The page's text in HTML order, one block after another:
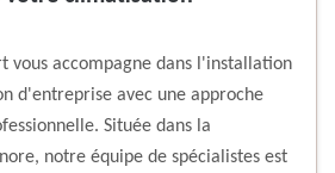
vous accompagne dans l'installation
d'entreprise avec une approche
Située dans la
notre équipe de spécialistes est